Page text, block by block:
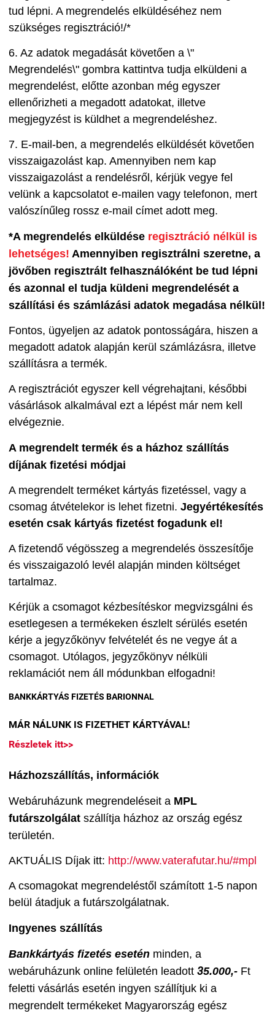
tud lépni. A megrendelés elküldéséhez nem
szükséges regisztráció!/*
6. Az adatok megadását követően a \"
Megrendelés\" gombra kattintva tudja elküldeni a
megrendelést, előtte azonban még egyszer
ellenőrizheti a megadott adatokat, illetve
megjegyzést is küldhet a megrendeléshez.
7. E-mail-ben, a megrendelés elküldését követően
visszaigazolást kap. Amennyiben nem kap
visszaigazolást a rendelésről, kérjük vegye fel
velünk a kapcsolatot e-mailen vagy telefonon, mert
valószínűleg rossz e-mail címet adott meg.
*A megrendelés elküldése regisztráció nélkül is
lehetséges! Amennyiben regisztrálni szeretne, a
jövőben regisztrált felhasználóként be tud lépni
és azonnal el tudja küldeni megrendelését a
szállítási és számlázási adatok megadása nélkül!
Fontos, ügyeljen az adatok pontosságára, hiszen a
megadott adatok alapján kerül számlázásra, illetve
szállításra a termék.
A regisztrációt egyszer kell végrehajtani, későbbi
vásárlások alkalmával ezt a lépést már nem kell
elvégeznie.
A megrendelt termék és a házhoz szállítás
díjának fizetési módjai
A megrendelt terméket kártyás fizetéssel, vagy a
csomag átvételekor is lehet fizetni. Jegyértékesítés
esetén csak kártyás fizetést fogadunk el!
A fizetendő végösszeg a megrendelés összesítője
és visszaigazoló levél alapján minden költséget
tartalmaz.
Kérjük a csomagot kézbesítéskor megvizsgálni és
esetlegesen a termékeken észlelt sérülés esetén
kérje a jegyzőkönyv felvételét és ne vegye át a
csomagot. Utólagos, jegyzőkönyv nélküli
reklamációt nem áll módunkban elfogadni!
BANKKÁRTYÁS FIZETÉS BARIONNAL
MÁR NÁLUNK IS FIZETHET KÁRTYÁVAL!
Részletek itt>>
Házhozszállítás, információk
Webáruházunk megrendeléseit a MPL
futárszolgálat szállítja házhoz az ország egész
területén.
AKTUÁLIS Díjak itt: http://www.vaterafutar.hu/#mpl
A csomagokat megrendeléstől számított 1-5 napon
belül átadjuk a futárszolgálatnak.
Ingyenes szállítás
Bankkártyás fizetés esetén minden, a
webáruházunk online felületén leadott 35.000,- Ft
feletti vásárlás esetén ingyen szállítjuk ki a
megrendelt termékeket Magyarország egész